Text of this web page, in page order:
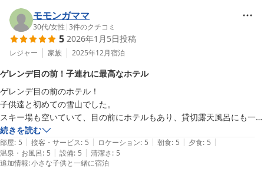
ド
2026-04-15
い評価を頂戴し、大変嬉しく拝見いたしました。ご滞在全体を通し
てご満足いただけたご様子に、スタッフ一同安堵しております。
ご投稿いただいたお写真からも、貸切風呂や露天風呂の雰囲気、そ
り、大変光栄でございます。特に温泉は当館の自慢の一つでござい
ますので、ゆっくりとお寛ぎいただけておりましたら何よりでござ
います。
今後も皆様にご満足いただけるよう、サービスや施設の維持・向上
に努めてまいります。
ぜひまた季節を変えてお越しいただき、異なる景色やお料理もお楽
しみいただければ幸いでございます。
モモンガママ
30代/女性 |3件のクチコミ
5 2026年1月5日投稿
レジャー 家族 2025年12月宿泊
ゲレンデ目の前！子連れに最高なホテル
ゲレンデ目の前のホテル！
子供達と初めての雪山でした。
スキー場も空いていて、目の前にホテルもあり、貸切露天風呂にも一回
無料で入れて子連れには最高すぎました！
夜ごはんも朝ごはんも、豪華でお腹いっぱいで食べきれないほどでし
た！
たまたまゲレンデ側のお部屋でしたので眺めも良かったです。
続きを読む
部屋: 5 | 接客・サービス: 5 | ロケーション: 5 | 朝食: 5 | 夕食: 5 |
温泉・お風呂: 5 | 設備: 5 | 清潔さ: 5
追加情報:小さな子供と一緒に宿泊